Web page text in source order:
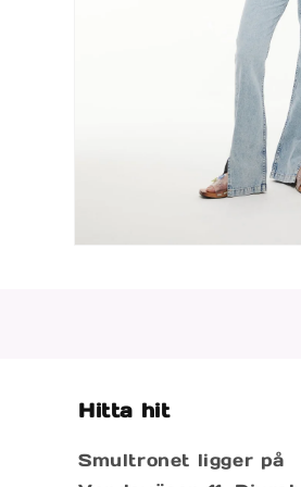
Hitta hit
Smultronet ligger på